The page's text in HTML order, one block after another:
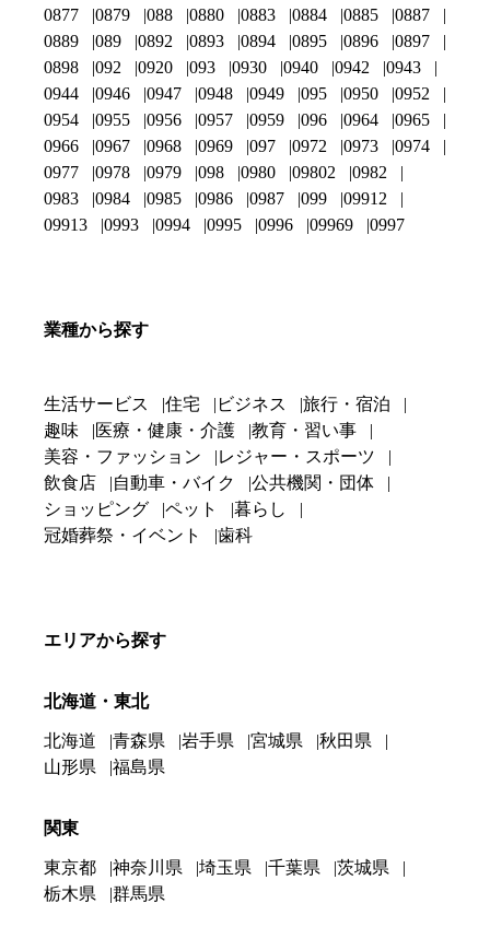
0877
0879 088 0880 0883 0884 0885
0887
0889
089 0892 0893 0894 0895 0896
0897
0898
092 0920 093 0930 0940 0942
0943
0944
0946 0947 0948 0949 095 0950
0952
0954
0955 0956 0957 0959 096 0964
0965
0966
0967 0968 0969 097 0972 0973
0974
0977
0978 0979 098 0980 09802
0982
0983
0984 0985 0986 0987 099
09912
09913
0993 0994 0995 0996 09969 0997
業種から探す
生活サービス 住宅 ビジネス
旅行・宿泊
趣味
医療・健康・介護
教育・習い事
美容・ファッション
レジャー・スポーツ
飲食店
自動車・バイク
公共機関・団体
ショッピング
ペット
暮らし
冠婚葬祭・イベント
歯科
エリアから探す
北海道・東北
北海道 青森県 岩手県 宮城県
秋田県
山形県
福島県
関東
東京都 神奈川県 埼玉県 千葉県
茨城県
栃木県
群馬県